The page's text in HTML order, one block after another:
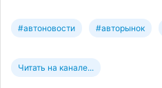
#автоновости #авторынок
Читать на канале...